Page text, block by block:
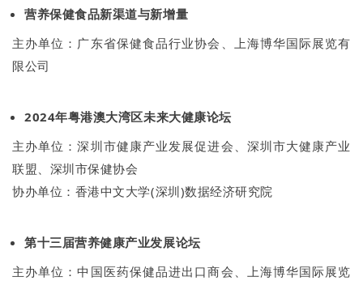
营养保健食品新渠道与新增量
主办单位：广东省保健食品行业协会、上海博华国际展览有
限公司
2024年粤港澳大湾区未来大健康论坛
主办单位：深圳市健康产业发展促进会、深圳市大健康产业
联盟、深圳市保健协会
协办单位：香港中文大学(深圳)数据经济研究院
第十三届营养健康产业发展论坛
主办单位：中国医药保健品进出口商会、上海博华国际展览